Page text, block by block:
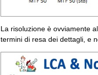
La risoluzione è ovviamente
termini di resa dei dettagli, e